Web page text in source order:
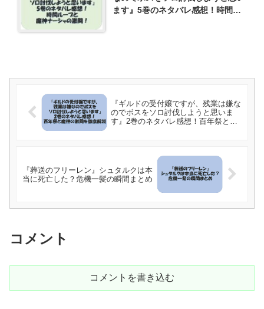
ます』5巻のネタバレ感想！時間ル
『ギルドの受付嬢ですが、残業は嫌な
のでボスをソロ討伐しようと思いま
す』2巻のネタバレ感想！百年祭と魔
『葬送のフリーレン』シュタルクは本
当に死亡した？危機一髪の瞬間まとめ
コメント
コメントを書き込む